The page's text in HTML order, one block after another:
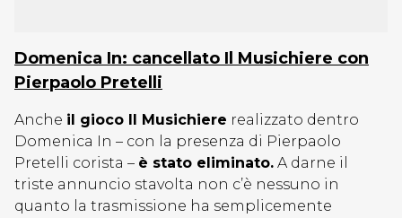
Domenica In: cancellato Il Musichiere con
Pierpaolo Pretelli
Anche il gioco Il Musichiere realizzato dentro
Domenica In – con la presenza di Pierpaolo
Pretelli corista – è stato eliminato. A darne il
triste annuncio stavolta non c’è nessuno in
quanto la trasmissione ha semplicemente